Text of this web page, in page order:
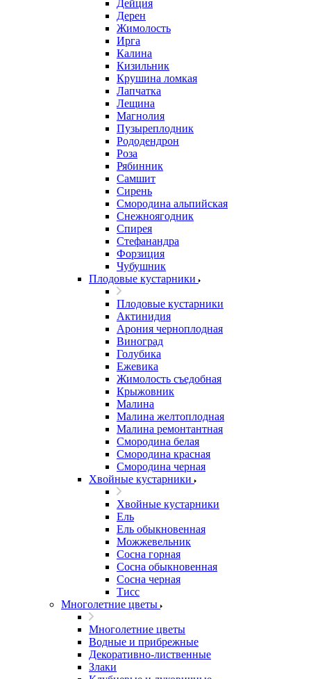
Дейция
Дерен
Жимолость
Ирга
Калина
Кизильник
Крушина ломкая
Лапчатка
Лещина
Магнолия
Пузыреплодник
Рододендрон
Роза
Рябинник
Самшит
Сирень
Смородина альпийская
Снежноягодник
Спирея
Стефанандра
Форзиция
Чубушник
Плодовые кустарники
Плодовые кустарники
Актинидия
Арония черноплодная
Виноград
Голубика
Ежевика
Жимолость съедобная
Крыжовник
Малина
Малина желтоплодная
Малина ремонтантная
Смородина белая
Смородина красная
Смородина черная
Хвойные кустарники
Хвойные кустарники
Ель
Ель обыкновенная
Можжевельник
Сосна горная
Сосна обыкновенная
Сосна черная
Тисс
Многолетние цветы
Многолетние цветы
Водные и прибрежные
Декоративно-лиственные
Злаки